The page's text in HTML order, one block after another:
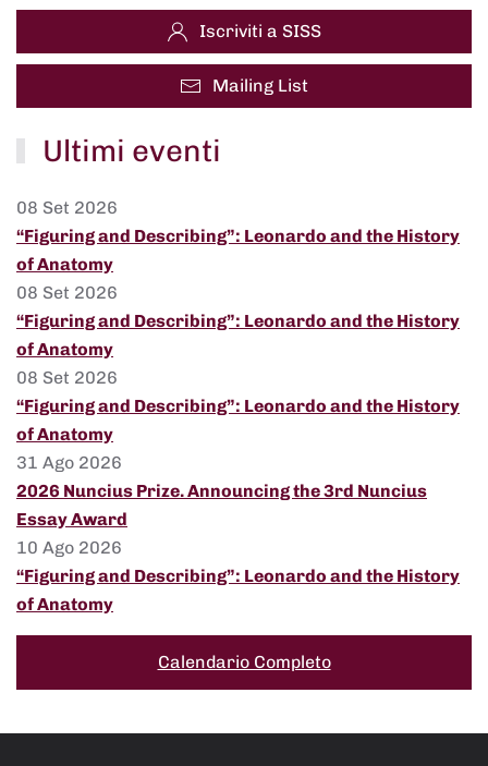
Iscriviti a SISS
Mailing List
Ultimi eventi
08 Set 2026
“Figuring and Describing”: Leonardo and the History
of Anatomy
08 Set 2026
“Figuring and Describing”: Leonardo and the History
of Anatomy
08 Set 2026
“Figuring and Describing”: Leonardo and the History
of Anatomy
31 Ago 2026
2026 Nuncius Prize. Announcing the 3rd Nuncius
Essay Award
10 Ago 2026
“Figuring and Describing”: Leonardo and the History
of Anatomy
Calendario Completo